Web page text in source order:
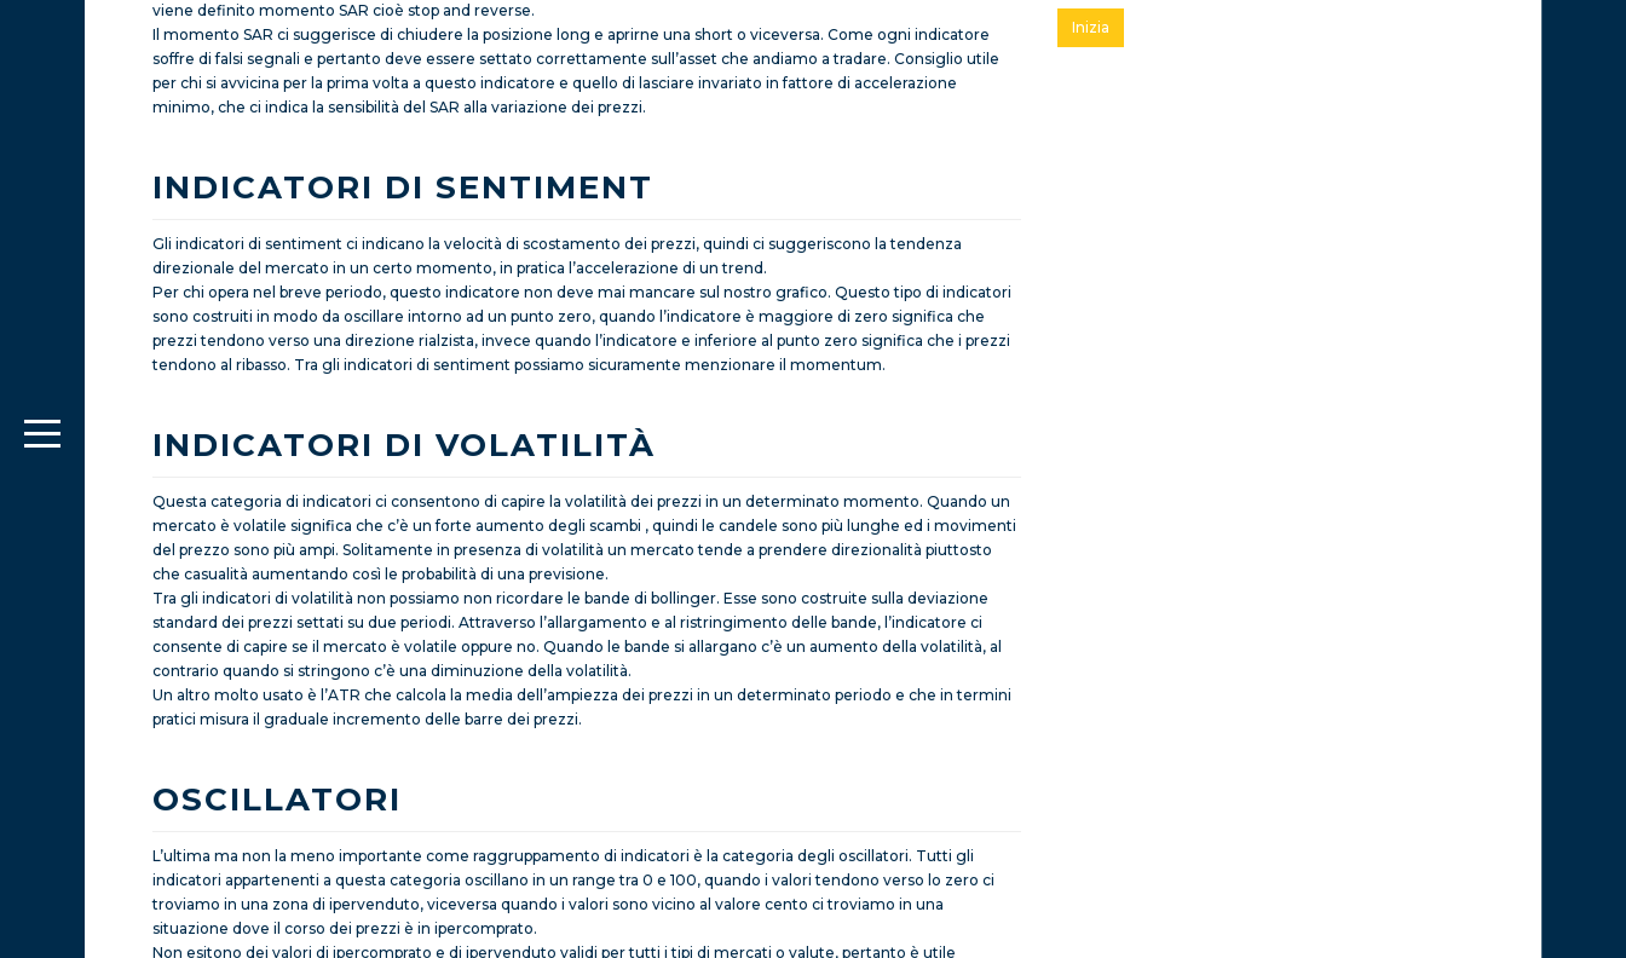
viene definito momento SAR cioè stop and reverse.
Il momento SAR ci suggerisce di chiudere la posizione long e aprirne una short o viceversa. Come ogni indicatore
soffre di falsi segnali e pertanto deve essere settato correttamente sull’asset che andiamo a tradare. Consiglio utile
per chi si avvicina per la prima volta a questo indicatore e quello di lasciare invariato in fattore di accelerazione
minimo, che ci indica la sensibilità del SAR alla variazione dei prezzi.
INDICATORI DI SENTIMENT
Gli indicatori di sentiment ci indicano la velocità di scostamento dei prezzi, quindi ci suggeriscono la tendenza
direzionale del mercato in un certo momento, in pratica l’accelerazione di un trend.
Per chi opera nel breve periodo, questo indicatore non deve mai mancare sul nostro grafico. Questo tipo di indicatori
sono costruiti in modo da oscillare intorno ad un punto zero, quando l’indicatore è maggiore di zero significa che
prezzi tendono verso una direzione rialzista, invece quando l’indicatore e inferiore al punto zero significa che i prezzi
tendono al ribasso. Tra gli indicatori di sentiment possiamo sicuramente menzionare il momentum.
INDICATORI DI VOLATILITÀ
Questa categoria di indicatori ci consentono di capire la volatilità dei prezzi in un determinato momento. Quando un
mercato è volatile significa che c’è un forte aumento degli scambi , quindi le candele sono più lunghe ed i movimenti
del prezzo sono più ampi. Solitamente in presenza di volatilità un mercato tende a prendere direzionalità piuttosto
che casualità aumentando così le probabilità di una previsione.
Tra gli indicatori di volatilità non possiamo non ricordare le bande di bollinger. Esse sono costruite sulla deviazione
standard dei prezzi settati su due periodi. Attraverso l’allargamento e al ristringimento delle bande, l’indicatore ci
consente di capire se il mercato è volatile oppure no. Quando le bande si allargano c’è un aumento della volatilità, al
contrario quando si stringono c’è una diminuzione della volatilità.
Un altro molto usato è l’ATR che calcola la media dell’ampiezza dei prezzi in un determinato periodo e che in termini
pratici misura il graduale incremento delle barre dei prezzi.
OSCILLATORI
L’ultima ma non la meno importante come raggruppamento di indicatori è la categoria degli oscillatori. Tutti gli
indicatori appartenenti a questa categoria oscillano in un range tra 0 e 100, quando i valori tendono verso lo zero ci
troviamo in una zona di ipervenduto, viceversa quando i valori sono vicino al valore cento ci troviamo in una
situazione dove il corso dei prezzi è in ipercomprato.
Non esitono dei valori di ipercomprato e di ipervenduto validi per tutti i tipi di mercati o valute, pertanto è utile
Inizia